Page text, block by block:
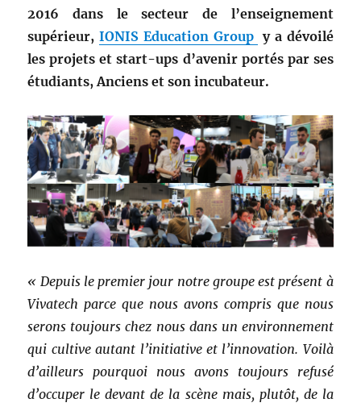
2016 dans le secteur de l’enseignement
supérieur,IONIS Education Group y a dévoilé
les projets et start-ups d’avenir portés par ses
étudiants, Anciens et son incubateur.
« Depuis le premier jour notre groupe est présent à
Vivatech parce que nous avons compris que nous
serons toujours chez nous dans un environnement
qui cultive autant l’initiative et l’innovation. Voilà
d’ailleurs pourquoi nous avons toujours refusé
d’occuper le devant de la scène mais, plutôt, de la